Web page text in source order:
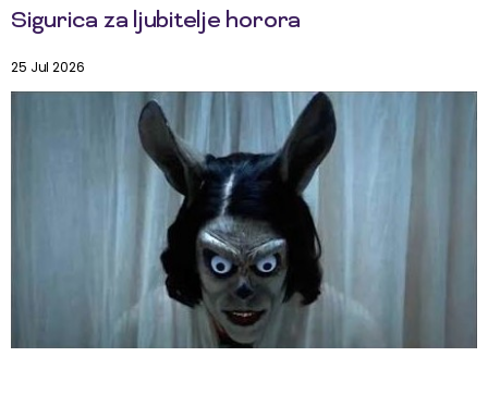
Sigurica za ljubitelje horora
25 Jul 2026